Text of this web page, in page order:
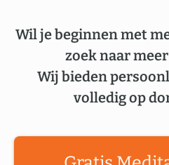
Wil je beginnen met
zoek naar
Wij bieden
volledig op